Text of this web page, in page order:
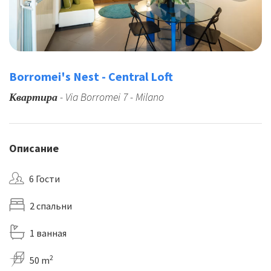
Borromei's Nest - Central Loft
Квартира- Via Borromei 7 - Milano
Описание
6 Гости
2 спальни
1 ванная
50 m2